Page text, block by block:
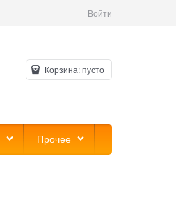
Войти
Корзина:пусто
Прочее